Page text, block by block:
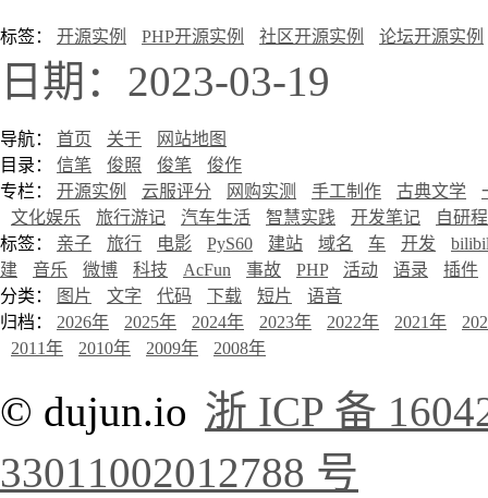
标签： 开源实例 PHP开源实例 社区开源实例 论坛开源实例
日期：2023-03-19
导航： 首页 关于
网站地图
目录： 信笔 俊照 俊笔
俊作
专栏： 开源实例 云服评分 网购实测 手工制作 古典文学
文化娱乐
旅行游记 汽车生活 智慧实践 开发笔记
自研
标签： 亲子 旅行 电影 PyS60 建站 域名 车 开发
建
音乐 微博 科技 AcFun 事故 PHP 活动 语录
插件
分类：
图片 文字 代码 下载 短片
语音
归档： 2026年 2025年 2024年 2023年 2022年 2021年
2011年
2010年 2009年 2008年
© dujun.io 浙 ICP 备
33011002012788 号